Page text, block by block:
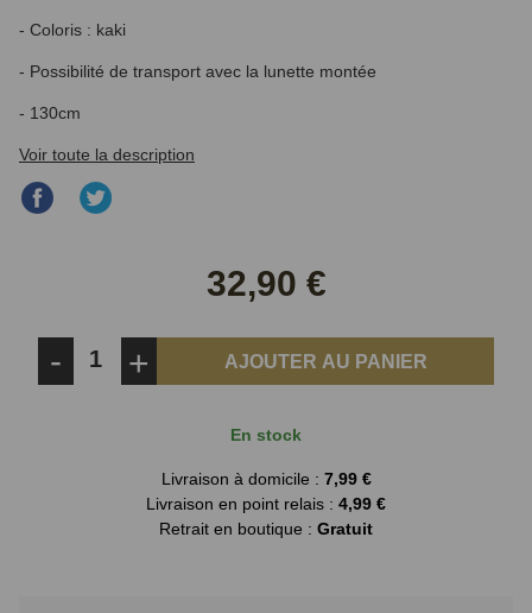
- Coloris : kaki
- Possibilité de transport avec la lunette montée
- 130cm
Voir toute la description
Partager
32,90 €
-
+ AJOUTER AU PANIER
En stock
Livraison à domicile : 7,99 €
Livraison en point relais : 4,99 €
Retrait en boutique : Gratuit